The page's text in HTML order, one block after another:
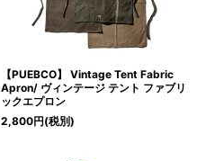
【PUEBCO】 Vintage Tent Fabric
Apron/ ヴィンテージ テント ファブリ
ックエプロン
2,800円(税別)